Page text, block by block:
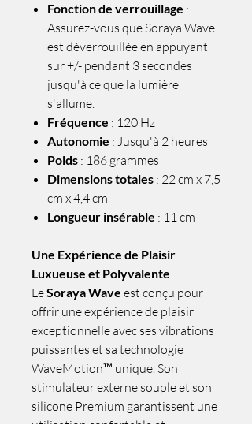
Fonction de verrouillage :
Assurez-vous que Soraya Wave
est déverrouillée en appuyant
sur +/- pendant 3 secondes
jusqu'à ce que la lumière
s'allume.
Fréquence : 120 Hz
Autonomie : Jusqu'à 2 heures
Poids : 186 grammes
Dimensions totales : 22 cm x 7,5
cm x 4,4 cm
Longueur insérable : 11 cm
Une Expérience de Plaisir
Luxueuse et Polyvalente
LeSoraya Wave est conçu pour
offrir une expérience de plaisir
exceptionnelle avec ses vibrations
puissantes et sa technologie
WaveMotion™ unique. Son
stimulateur externe souple et son
silicone Premium garantissent une
utilisation confortable et